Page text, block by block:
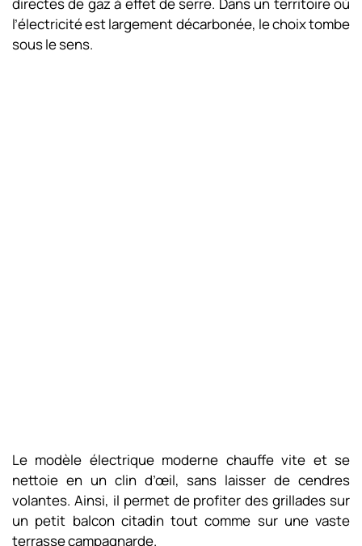
l’électricité est largement décarbonée, le choix tombe
sous le sens.
Le modèle électrique moderne chauffe vite et se
nettoie en un clin d’œil, sans laisser de cendres
volantes. Ainsi, il permet de profiter des grillades sur
un petit balcon citadin tout comme sur une vaste
terrasse campagnarde.